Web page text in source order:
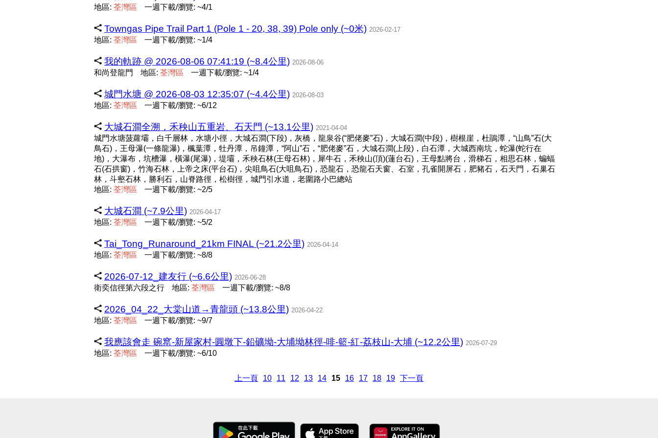
地區: 荃灣區 一週下載/瀏覽: ~4/1
Towngas Pipe Trail Part 1 (Pole 1 - 20, 38, 39) Pole only (~0米) 2026-02-17
地區: 荃灣區 一週下載/瀏覽: ~1/4
我的軌跡 @ 2026-08-06 07:41:19 (~8.4公里) 2026-08-06
和尚登龍門 地區: 荃灣區 一週下載/瀏覽: ~1/4
城門水塘 @ 2026-08-03 12:35:07 (~4.4公里) 2026-08-03
地區: 荃灣區 一週下載/瀏覽: ~6/12
大城石澗全溯，禾秧山五重岩、石天門 (~13.1公里) 2021-04-04
城門水塘菠蘿壩，白千層林，水塘小徑，大城石澗(下段)，灰橋，龍泉谷(“肥佬麥”石)，大城石澗(中段)，樹根崖，杜鵑潭，“山鳥”石(大
鳥石)，王母瀑(一條龍瀑)，楓葉潭，牡丹潭，吊鐘潭，“阿山”石，“肥佬麥”石，大城石澗(上段)，白石潭，大城西南坑，蛇瀑(蛇行在
地)，大瀑布，坑槽瀑，橫瀑(尾瀑)，堤壩，禾秧石林(王母石林)，犀牛石，禾秧山(頂)(蓮台石)，王母點將台，滑梯石，相思石林，蝙蝠
石(石拱窗)，竹海石林，上帝之床(平台石)，尖咀鳥石(大咀鳥石)，恐龍石，恐龍石天窗、石室，孔雀開屏石，肥豬石，石天門，石巢石
林，斗壑石林，勝利石，山脊路徑，松樹徑，城門引水道，老圍路小巴總站
地區: 荃灣區 一週下載/瀏覽: ~2/5
大城石澗 (~7.9公里) 2026-04-17
地區: 荃灣區 一週下載/瀏覽: ~5/2
Tai_Tong_Runaround_21km FINAL (~21.2公里) 2026-04-14
地區: 荃灣區 一週下載/瀏覽: ~8/8
2026-07-12_建友行 (~6.6公里) 2026-06-28
衛奕信徑第六段之行 地區: 荃灣區 一週下載/瀏覽: ~8/8
2026_04_22_大棠山道→青龍頭 (~13.8公里) 2026-04-22
地區: 荃灣區 一週下載/瀏覽: ~9/7
我應該會走 碗窰-新屋家村-圓墩下-鉛礦坳-大埔坳林徑-啡-籃-紅-荔枝山-大埔 (~12.2公里) 2026-07-29
地區: 荃灣區 一週下載/瀏覽: ~6/10
上一頁 10 11 12 13 14 15 16 17 18 19 下一頁